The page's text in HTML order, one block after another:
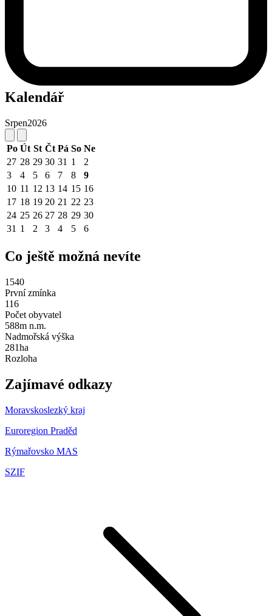
Kalendář
Srpen2026
Po Út St Čt Pá So Ne
27 28 29 30 31 1
2
3
4 5 6 7 8
9
10 11 12 13 14 15 16
17 18 19 20 21 22 23
24 25 26 27 28 29 30
31 1 2 3 4 5 6
Co ještě možná nevíte
1540
První zmínka
116
Počet obyvatel
588m n.m.
Nadmořská výška
281ha
Rozloha
Zajímavé odkazy
Moravskoslezký kraj
Euroregion Praděd
Rýmařovsko MAS
SZIF